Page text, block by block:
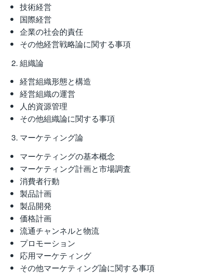
技術経営
国際経営
企業の社会的責任
その他経営戦略論に関する事項
組織論
経営組織形態と構造
経営組織の運営
人的資源管理
その他組織論に関する事項
マーケティング論
マーケティングの基本概念
マーケティング計画と市場調査
消費者行動
製品計画
製品開発
価格計画
流通チャンネルと物流
プロモーション
応用マーケティング
その他マーケティング論に関する事項